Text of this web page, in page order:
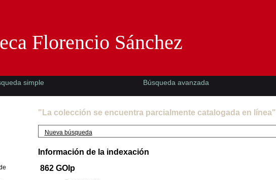
"La colección se encuentra parcialmente catalogada en línea"
Nueva búsqueda
Información de la indexación
862 GOIp
Florencio Sánchez
simple Búsqueda avanzada